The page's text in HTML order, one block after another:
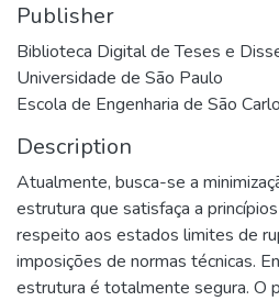
Publisher
Biblioteca Digital de Teses e
Universidade de São Paulo
Escola de Engenharia de São
Description
Atualmente, busca-se a
estrutura que satisfaça a
respeito aos estados limites de
imposições de normas técnicas.
estrutura é totalmente segura. O